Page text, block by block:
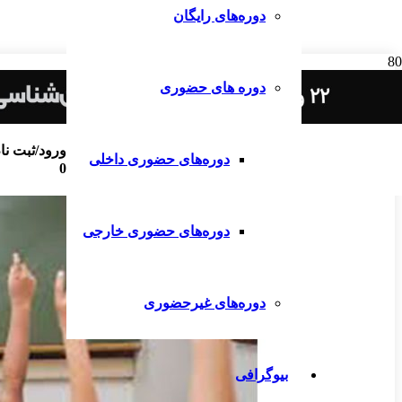
دوره‌های رایگان
دوره های حضوری
دوره‌های حضوری داخلی
دوره‌های حضوری خارجی
دوره‌های غیرحضوری
بیوگرافی
ورود/ثبت
0